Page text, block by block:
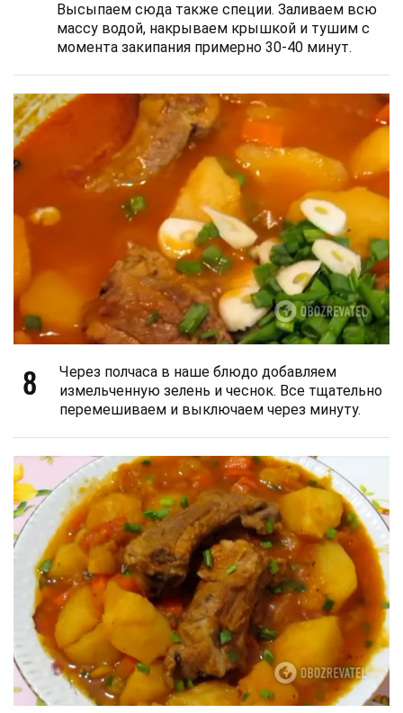
Высыпаем сюда также специи. Заливаем всю
массу водой, накрываем крышкой и тушим с
момента закипания примерно 30-40 минут.
8
Через полчаса в наше блюдо добавляем
измельченную зелень и чеснок. Все тщательно
перемешиваем и выключаем через минуту.